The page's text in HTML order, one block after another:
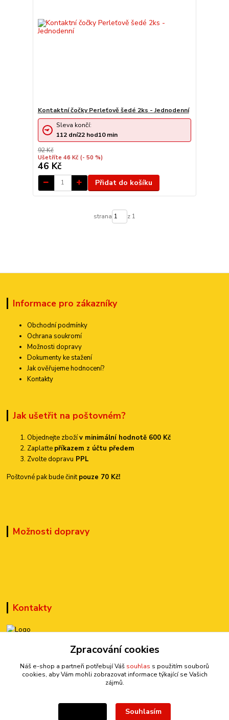
Kontaktní čočky Perleťově šedé 2ks - Jednodenní
92 Kč
Ušetříte 46 Kč (- 50 %)
46 Kč
Sleva končí:
112 dní22 hod10min
Přidat do košíku
strana z 1
Informace pro zákazníky
Obchodní podmínky
Ochrana soukromí
Možnosti dopravy
Dokumenty ke stažení
Jak ověřujeme hodnocení?
Kontakty
Jak ušetřit na poštovném?
Objednejte zbožív minimální hodnotě 600 Kč
Zaplaťte příkazem z účtu předem
Zvolte dopravu PPL
Poštovné pak bude činitpouze 70 Kč!
Možnosti dopravy
Kontakty
+420 777 899 301
sedmi@kraska1.cz
Zpracování cookies
Náš e-shop a partneři potřebují Váš souhlas s použitím souborů
cookies, aby Vám mohli zobrazovat informace týkající se Vašich
zájmů.
Souhlasím